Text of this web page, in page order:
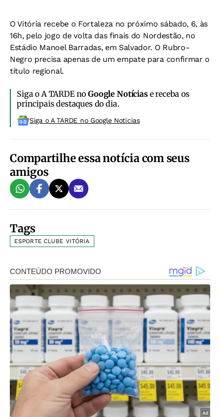
O Vitória recebe o Fortaleza no próximo sábado, 6, às
16h, pelo jogo de volta das finais do Nordestão, no
Estádio Manoel Barradas, em Salvador. O Rubro-
Negro precisa apenas de um empate para confirmar o
título regional.
Siga o A TARDE noGoogle Notíciase receba os
principais destaques do dia.
Siga o A TARDE no Google Noticias
Compartilhe essa notícia com seus
amigos
Tags
ESPORTE CLUBE VITÓRIA